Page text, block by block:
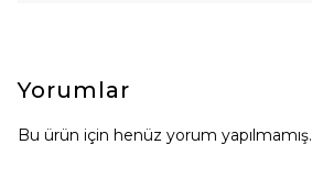
Yorumlar
Bu ürün için henüz yorum yapılmamış.